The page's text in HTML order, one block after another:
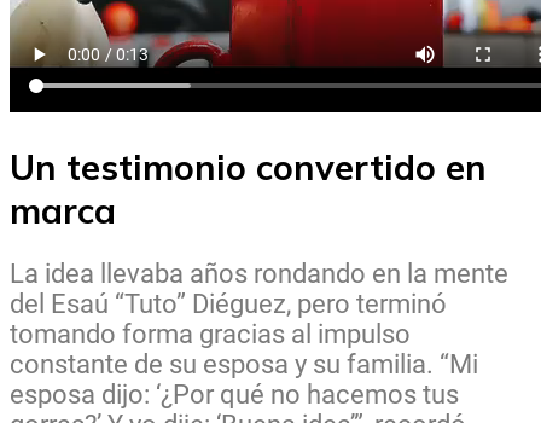
Un testimonio convertido en
marca
La idea llevaba años rondando en la mente
del Esaú “Tuto” Diéguez, pero terminó
tomando forma gracias al impulso
constante de su esposa y su familia. “Mi
esposa dijo: ‘¿Por qué no hacemos tus